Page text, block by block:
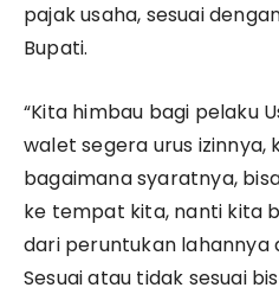
pajak usaha, sesuai
Bupati.
“Kita himbau bagi pelaku
walet segera urus
bagaimana syaratnya,
ke tempat kita, nanti kita
dari peruntukan lahannya
Sesuai atau tidak sesuai